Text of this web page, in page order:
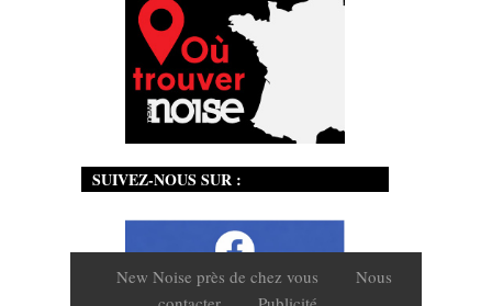
SUIVEZ-NOUS SUR :
New Noise près de chez vous
Nous